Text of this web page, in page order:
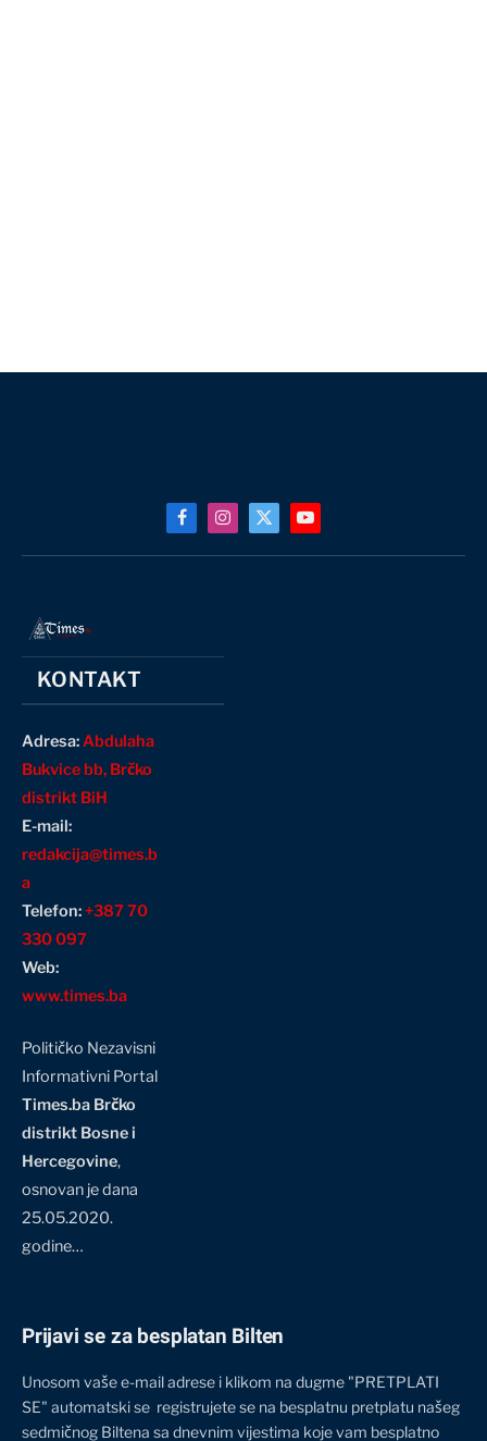
FacebookInstagram
X
YouTube
KONTAKT
Adresa: Abdulaha
Bukvice bb, Brčko
distrikt BiH
E-mail:
redakcija@times.b
a
Telefon:+387 70
330 097
Web:
www.times.ba
Političko Nezavisni
Informativni Portal
Times.ba Brčko
distrikt Bosne i
Hercegovine,
osnovan je dana
25.05.2020.
godine…
Prijavi se za besplatan Bilten
Unosom vaše e-mail adrese i klikom na dugme "PRETPLATI
SE" automatski se registrujete se na besplatnu pretplatu našeg
sedmičnog Biltena sa dnevnim vijestima koje vam besplatno